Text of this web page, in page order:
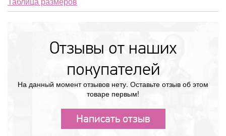
Отзывы от наших
покупателей
На данный момент отзывов нету. Оставьте отзыв об этом
товаре первым!
Написать отзыв